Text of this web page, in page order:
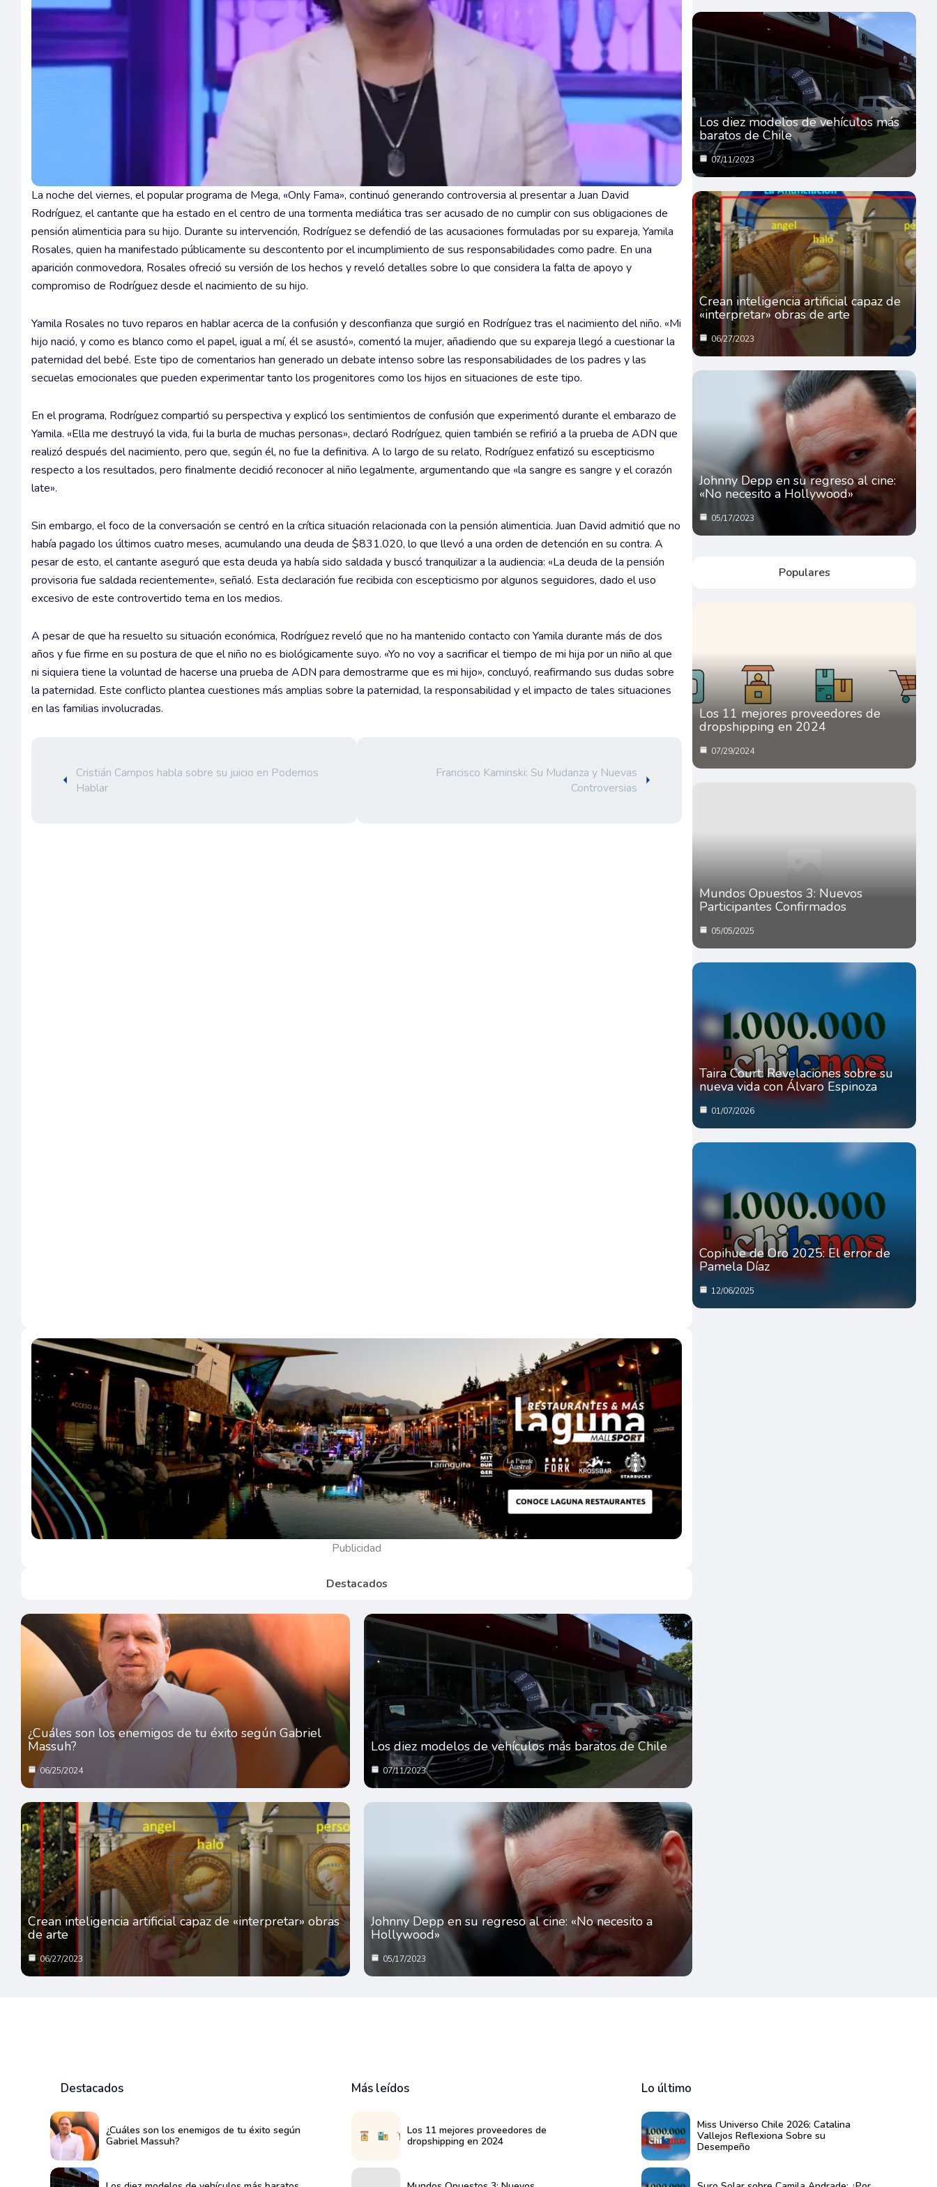
La noche del viernes, el popular programa de Mega, «Only Fama», continuó generando controversia al presentar a Juan David
Rodríguez, el cantante que ha estado en el centro de una tormenta mediática tras ser acusado de no cumplir con sus obligaciones de
pensión alimenticia para su hijo. Durante su intervención, Rodríguez se defendió de las acusaciones formuladas por su expareja, Yamila
Rosales, quien ha manifestado públicamente su descontento por el incumplimiento de sus responsabilidades como padre. En una
aparición conmovedora, Rosales ofreció su versión de los hechos y reveló detalles sobre lo que considera la falta de apoyo y
compromiso de Rodríguez desde el nacimiento de su hijo.
Yamila Rosales no tuvo reparos en hablar acerca de la confusión y desconfianza que surgió en Rodríguez tras el nacimiento del niño. «Mi
hijo nació, y como es blanco como el papel, igual a mí, él se asustó», comentó la mujer, añadiendo que su expareja llegó a cuestionar la
paternidad del bebé. Este tipo de comentarios han generado un debate intenso sobre las responsabilidades de los padres y las
secuelas emocionales que pueden experimentar tanto los progenitores como los hijos en situaciones de este tipo.
En el programa, Rodríguez compartió su perspectiva y explicó los sentimientos de confusión que experimentó durante el embarazo de
Yamila. «Ella me destruyó la vida, fui la burla de muchas personas», declaró Rodríguez, quien también se refirió a la prueba de ADN que
realizó después del nacimiento, pero que, según él, no fue la definitiva. A lo largo de su relato, Rodríguez enfatizó su escepticismo
respecto a los resultados, pero finalmente decidió reconocer al niño legalmente, argumentando que «la sangre es sangre y el corazón
late».
Sin embargo, el foco de la conversación se centró en la crítica situación relacionada con la pensión alimenticia. Juan David admitió que no
había pagado los últimos cuatro meses, acumulando una deuda de $831.020, lo que llevó a una orden de detención en su contra. A
pesar de esto, el cantante aseguró que esta deuda ya había sido saldada y buscó tranquilizar a la audiencia: «La deuda de la pensión
provisoria fue saldada recientemente», señaló. Esta declaración fue recibida con escepticismo por algunos seguidores, dado el uso
excesivo de este controvertido tema en los medios.
A pesar de que ha resuelto su situación económica, Rodríguez reveló que no ha mantenido contacto con Yamila durante más de dos
años y fue firme en su postura de que el niño no es biológicamente suyo. «Yo no voy a sacrificar el tiempo de mi hija por un niño al que
ni siquiera tiene la voluntad de hacerse una prueba de ADN para demostrarme que es mi hijo», concluyó, reafirmando sus dudas sobre
la paternidad. Este conflicto plantea cuestiones más amplias sobre la paternidad, la responsabilidad y el impacto de tales situaciones
en las familias involucradas.
Cristián Campos habla sobre su juicio en Podemos
Hablar
Francisco Kaminski: Su Mudanza y Nuevas
Controversias
Los diez modelos de vehículos más
baratos de Chile
07/11/2023
Crean inteligencia artificial capaz de
«interpretar» obras de arte
06/27/2023
Johnny Depp en su regreso al cine:
«No necesito a Hollywood»
05/17/2023
Populares
Los 11 mejores proveedores de
dropshipping en 2024
07/29/2024
Mundos Opuestos 3: Nuevos
Participantes Confirmados
05/05/2025
Taira Court: Revelaciones sobre su
nueva vida con Álvaro Espinoza
01/07/2026
Copihue de Oro 2025: El error de
Pamela Díaz
12/06/2025
Publicidad
Destacados
¿Cuáles son los enemigos de tu éxito según Gabriel
Massuh?
06/25/2024
Los diez modelos de vehículos más baratos de Chile
07/11/2023
Crean inteligencia artificial capaz de «interpretar» obras
de arte
06/27/2023
Johnny Depp en su regreso al cine: «No necesito a
Hollywood»
05/17/2023
Destacados
¿Cuáles son los enemigos de tu éxito según
Gabriel Massuh?
Más leídos
Los 11 mejores proveedores de
dropshipping en 2024
Lo último
Miss Universo Chile 2026: Catalina
Vallejos Reflexiona Sobre su
Desempeño